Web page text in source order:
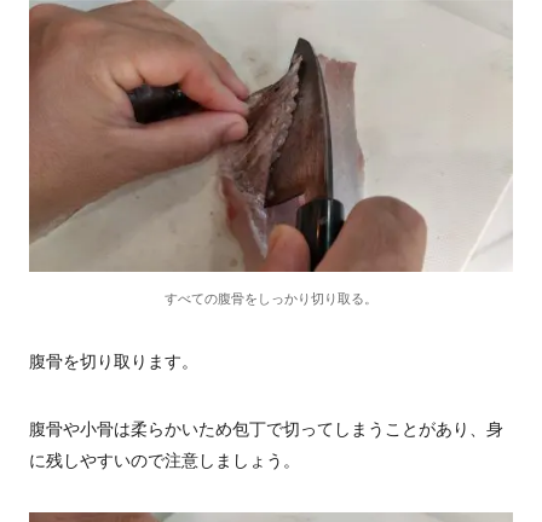
すべての腹骨をしっかり切り取る。
腹骨を切り取ります。
腹骨や小骨は柔らかいため包丁で切ってしまうことがあり、身
に残しやすいので注意しましょう。